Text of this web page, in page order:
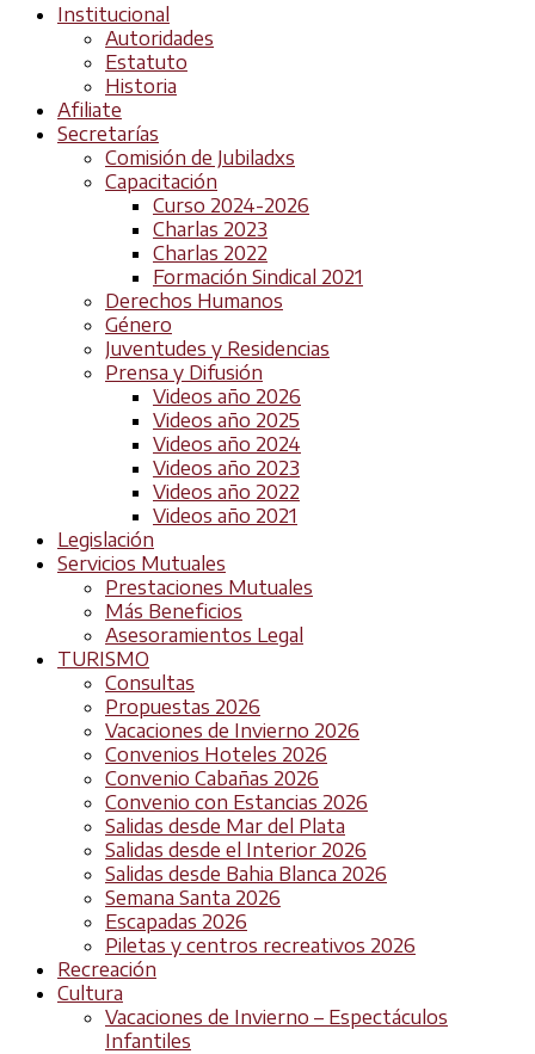
Institucional
Autoridades
Estatuto
Historia
Afiliate
Secretarías
Comisión de Jubiladxs
Capacitación
Curso 2024-2026
Charlas 2023
Charlas 2022
Formación Sindical 2021
Derechos Humanos
Género
Juventudes y Residencias
Prensa y Difusión
Videos año 2026
Videos año 2025
Videos año 2024
Videos año 2023
Videos año 2022
Videos año 2021
Legislación
Servicios Mutuales
Prestaciones Mutuales
Más Beneficios
Asesoramientos Legal
TURISMO
Consultas
Propuestas 2026
Vacaciones de Invierno 2026
Convenios Hoteles 2026
Convenio Cabañas 2026
Convenio con Estancias 2026
Salidas desde Mar del Plata
Salidas desde el Interior 2026
Salidas desde Bahia Blanca 2026
Semana Santa 2026
Escapadas 2026
Piletas y centros recreativos 2026
Recreación
Cultura
Vacaciones de Invierno – Espectáculos
Infantiles